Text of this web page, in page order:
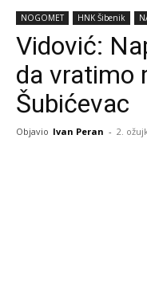
NOGOMET HNK Šibenik
Vidović:
da vratimo
Šubićevac
Objavio Ivan Peran - 2.